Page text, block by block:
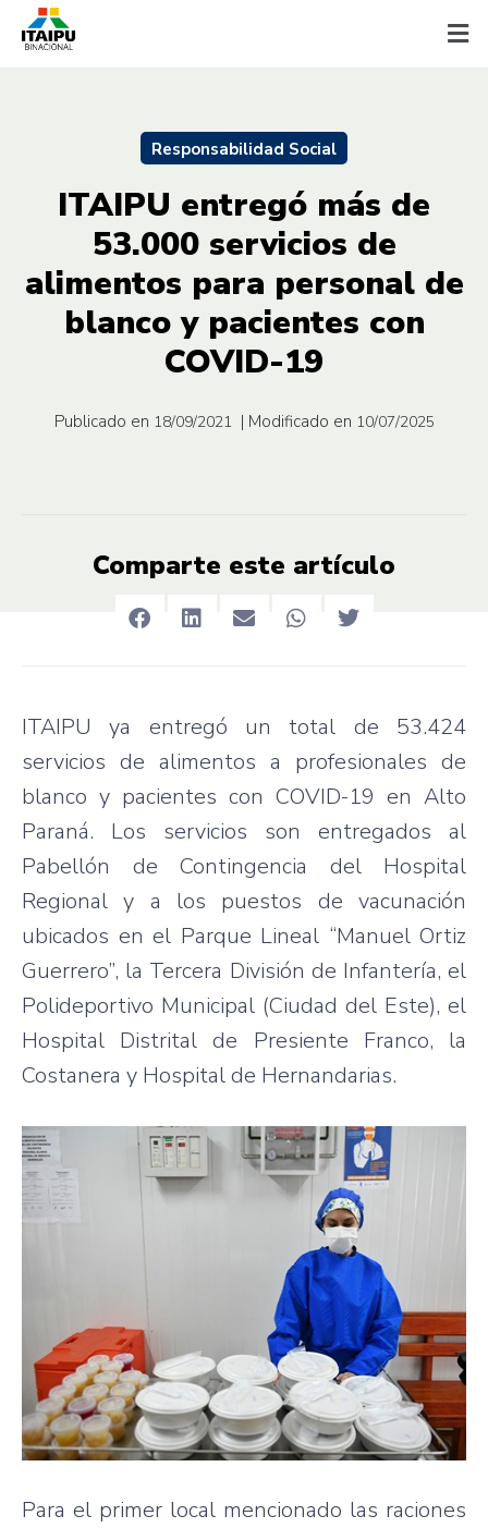
Responsabilidad Social
ITAIPU entregó más de
53.000 servicios de
alimentos para personal de
blanco y pacientes con
COVID-19
Publicado en 18/09/2021 | Modificado en 10/07/2025
Comparte este artículo
ITAIPU ya entregó un total de 53.424
servicios de alimentos a profesionales de
blanco y pacientes con COVID-19 en Alto
Paraná. Los servicios son entregados al
Pabellón de Contingencia del Hospital
Regional y a los puestos de vacunación
ubicados en el Parque Lineal “Manuel Ortiz
Guerrero”, la Tercera División de Infantería, el
Polideportivo Municipal (Ciudad del Este), el
Hospital Distrital de Presiente Franco, la
Costanera y Hospital de Hernandarias.
Para el primer local mencionado las raciones